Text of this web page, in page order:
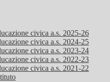
civica a.s. 2025-26
civica a.s. 2024-25
civica a.s. 2023-24
civica a.s. 2022-23
civica a.s. 2021-22